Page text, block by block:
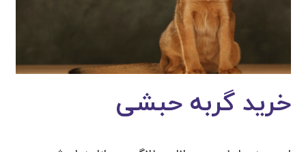
خرید گربه حبشی